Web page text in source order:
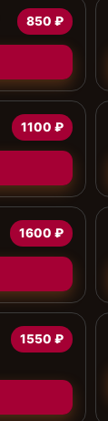
850 ₽
1100 ₽
1600 ₽
1550 ₽